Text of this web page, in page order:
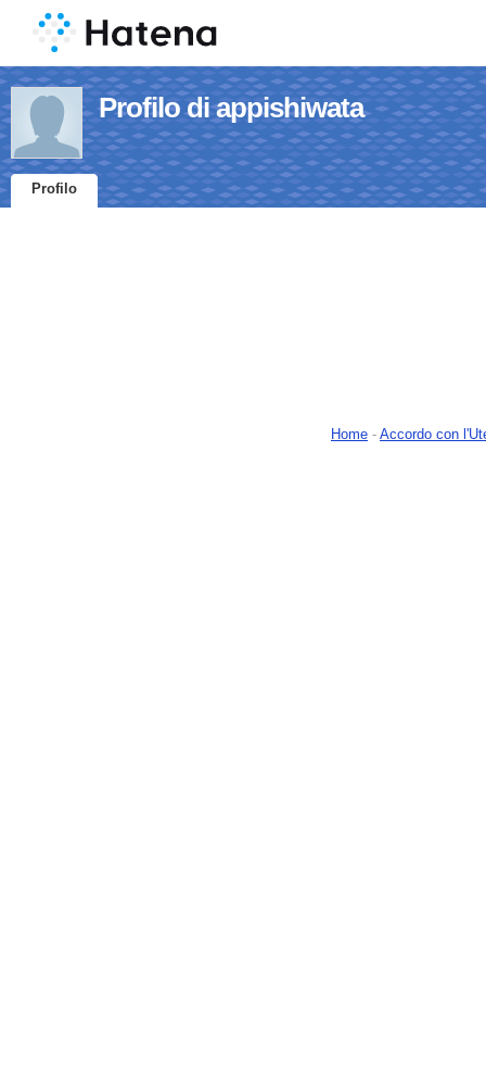
Profilo di appishiwata
Profilo
Home - Accordo con